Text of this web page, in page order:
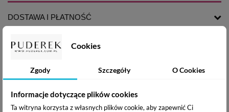
Cookies
Zgody Szczegóły O Cookies
Informacje dotyczące plików cookies
Ta witryna korzysta z własnych plików cookie, aby zapewnić Ci
DOSTAWA I PŁATNOŚĆ
trwałość i intensywną pigmentację .Lekka konsystencja oraz
idealnie wyprofilowany pędzelek pozwala na wykonanie
uzyskasz w lampie LED lub UV-LED.